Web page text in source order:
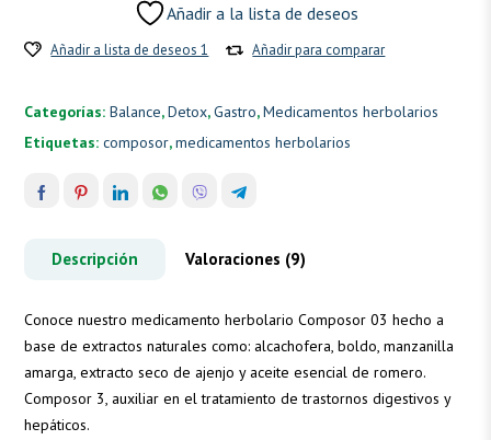
Añadir a la lista de deseos
Añadir a lista de deseos 1 Añadir para comparar
Categorías:Balance,Detox,Gastro,Medicamentos herbolarios
Etiquetas:composor,medicamentos herbolarios
Descripción Valoraciones (9)
Conoce nuestro medicamento herbolario Composor 03 hecho a
base de extractos naturales como: alcachofera, boldo, manzanilla
amarga, extracto seco de ajenjo y aceite esencial de romero.
Composor 3, auxiliar en el tratamiento de trastornos digestivos y
hepáticos.